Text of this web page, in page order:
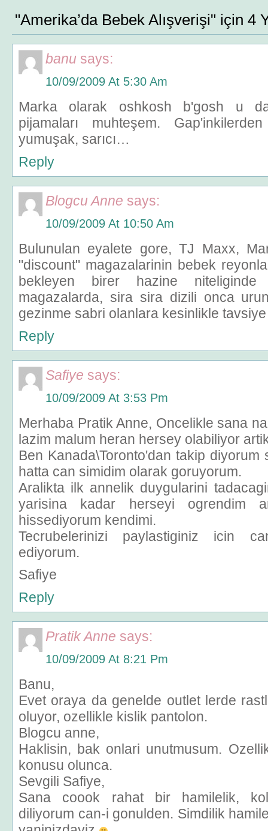
"Amerika’da Bebek Alışverişi" için 4
banu says:
10/09/2009 At 5:30 Am
Marka olarak oshkosh b'gosh u
pijamaları muhteşem.
yumuşak, sarıcı…
Reply
Blogcu Anne says:
10/09/2009 At 10:50 Am
Bulunulan eyalete gore, TJ Maxx,
"discount" magazalarinin bebek
bekleyen birer hazine
magazalarda, sira sira dizili onca
gezinme sabri olanlara kesinlikle
Reply
Safiye says:
10/09/2009 At 3:53 Pm
Merhaba Pratik Anne, Oncelikle sana
lazim malum heran hersey olabiliyor
Ben Kanada\Toronto'dan takip diyorum
hatta can simidim olarak goruyorum.
Aralikta ilk annelik duygularini
yarisina kadar herseyi ogrendim
hissediyorum kendimi.
Tecrubelerinizi paylastiginiz icin
ediyorum.
Safiye
Reply
Pratik Anne says:
10/09/2009 At 8:21 Pm
Banu,
Evet oraya da genelde outlet lerde
oluyor, ozellikle kislik pantolon.
Blogcu anne,
Haklisin, bak onlari unutmusum.
konusu olunca.
Sevgili Safiye,
Sana coook rahat bir hamilelik,
diliyorum can-i gonulden. Simdilik